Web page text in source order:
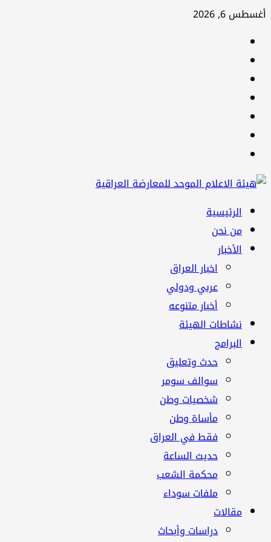
تخطي
أغسطس 6, 2026
القائمة
الرئيسية
الرئيسية
من نحن
الأخبار
اخبار العراق
عربي ودولي
أخبار متنوعه
نشاطات الهيئة
البرامج
حدث وتعليق
سوالف سومر
شخصيات وطن
مأساة وطن
فقط في العراق
حديث الساعة
محكمة الشعب
ملفات سوداء
مقالات
دراسات وأبحاث